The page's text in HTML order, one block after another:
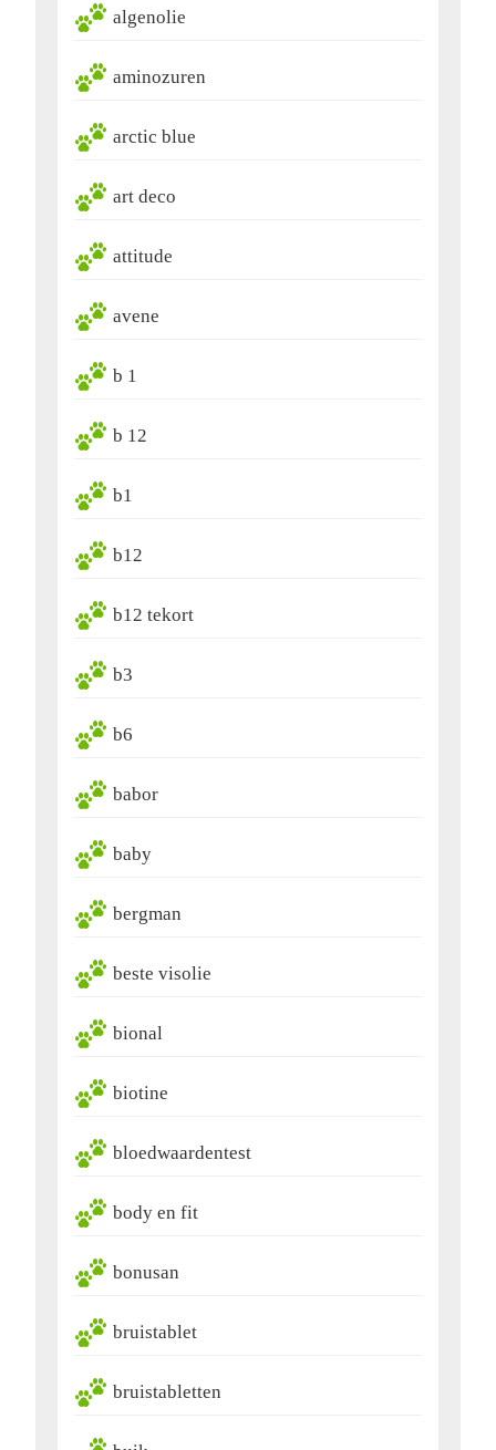
algenolie
aminozuren
arctic blue
art deco
attitude
avene
b 1
b 12
b1
b12
b12 tekort
b3
b6
babor
baby
bergman
beste visolie
bional
biotine
bloedwaardentest
body en fit
bonusan
bruistablet
bruistabletten